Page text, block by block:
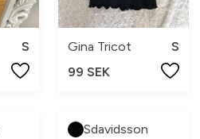
S
Gina Tricot
S
99 SEK
Sdavidsson